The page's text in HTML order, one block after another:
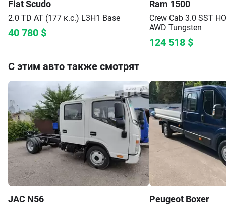
FiatScudo
2.0 TD AT (177 к.с.) L3H1 Base
40 780 $
Ram 1500
Crew Cab 3.0 SST
AWD Tungsten
124 518 $
С этим авто также смотрят
JAC N56 Peugeot Boxer